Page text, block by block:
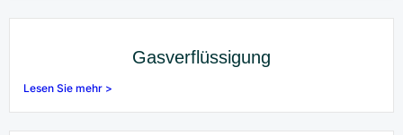
Gasverflüssigung
Lesen Sie mehr >